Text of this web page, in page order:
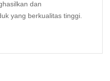
dan
yang berkualitas tinggi.